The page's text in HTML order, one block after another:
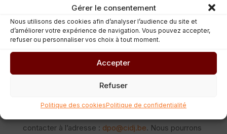
Gérer le consentement
Nous utilisons des cookies afin d’analyser l’audience du site et
d’améliorer votre expérience de navigation. Vous pouvez accepter,
refuser ou personnaliser vos choix à tout moment.
Accepter
Refuser
Politique des cookiesPolitique de confidentialité
Droit à l’effacement(« droit à l’oubli ») sous
réserve des obligations légales.
Droit à la limitationdu traitement.
Droit à la portabilité des données(dans
certaines conditions).
contacter à l’adresse : dpo@cidj.be. Nous pourrons